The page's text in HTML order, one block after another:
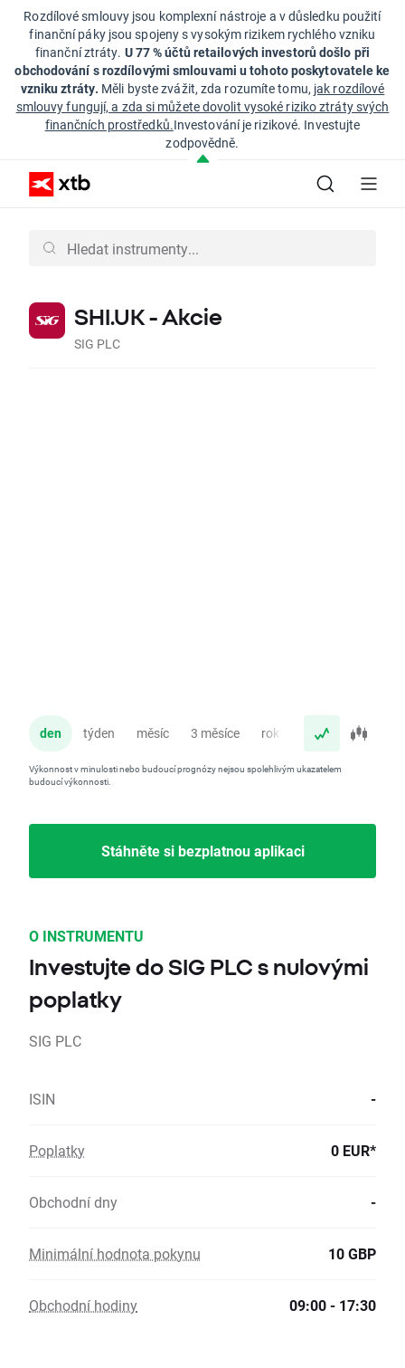
Rozdílové smlouvy jsou komplexní nástroje a v důsledku použití
finanční páky jsou spojeny s vysokým rizikem rychlého vzniku
finanční ztráty. U 77 % účtů retailových investorů došlo při
obchodování s rozdílovými smlouvami u tohoto poskytovatele ke
vzniku ztráty. Měli byste zvážit, zda rozumíte tomu, jak rozdílové
smlouvy fungují, a zda si můžete dovolit vysoké riziko ztráty svých
finančních prostředků.Investování je rizikové. Investujte
zodpovědně.
SHI.UK - Akcie
SIG PLC
den týden měsíc 3 měsíce rok
Výkonnost v minulosti nebo budoucí prognózy nejsou spolehlivým ukazatelem
budoucí výkonnosti.
Stáhněte si bezplatnou aplikaci
O INSTRUMENTU
Investujte do SIG PLC s nulovými
poplatky
SIG PLC
ISIN -
Poplatky 0 EUR*
Obchodní dny -
Minimální hodnota pokynu 10 GBP
Obchodní hodiny 09:00 - 17:30